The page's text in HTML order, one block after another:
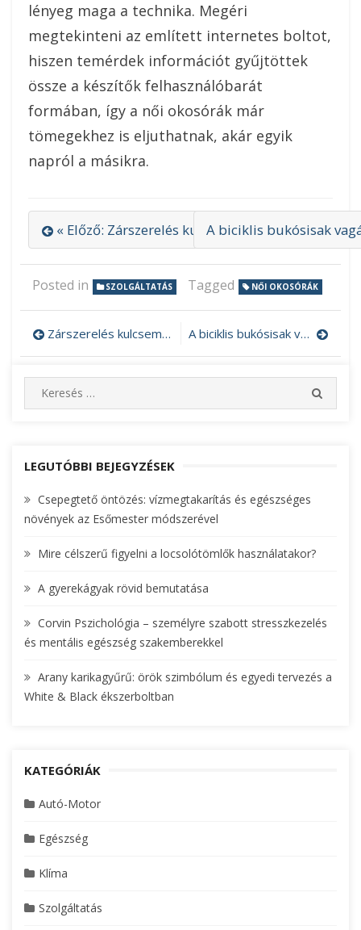
lényeg maga a technika. Megéri
megtekinteni az említett internetes boltot,
hiszen temérdek információt gyűjtöttek
össze a készítők felhasználóbarát
formában, így a női okosórák már
tömegekhez is eljuthatnak, akár egyik
napról a másikra.
« Előző: Zárszerelés kulcsembertől gyorsan és
A biciklis bukósisak
Posted in SZOLGÁLTATÁS Tagged NŐI OKOSÓRÁK
Bejegyzés
navigáció
Zárszerelés kulcsembertől gyorsan és szakszerűen A biciklis bukósisak vagány kiegészítő
e
c
f
o
:
E
LEGUTÓBBI BEJEGYZÉSEK
Csepegtető öntözés: vízmegtakarítás és egészséges
növények az Esőmester módszerével
Mire célszerű figyelni a locsolótömlők használatakor?
A gyerekágyak rövid bemutatása
Corvin Pszichológia – személyre szabott stresszkezelés
és mentális egészség szakemberekkel
Arany karikagyűrű: örök szimbólum és egyedi tervezés a
White & Black ékszerboltban
KATEGÓRIÁK
Autó-Motor
Egészség
Klíma
Szolgáltatás